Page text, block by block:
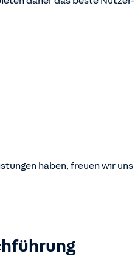
haben, freuen wir uns